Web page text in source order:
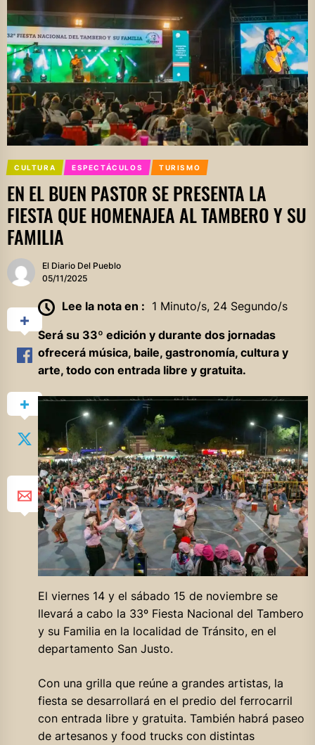
CULTURA ESPECTÁCULOS TURISMO
EN EL BUEN PASTOR SE PRESENTA LA
FIESTA QUE HOMENAJEA AL TAMBERO Y SU
FAMILIA
El Diario Del Pueblo
05/11/2025
Lee la nota en : 1 Minuto/s, 24 Segundo/s
Será su 33º edición y durante dos jornadas
ofrecerá música, baile, gastronomía, cultura y
arte, todo con entrada libre y gratuita.
El viernes 14 y el sábado 15 de noviembre se
llevará a cabo la 33º Fiesta Nacional del Tambero
y su Familia en la localidad de Tránsito, en el
departamento San Justo.
Con una grilla que reúne a grandes artistas, la
fiesta se desarrollará en el predio del ferrocarril
con entrada libre y gratuita. También habrá paseo
de artesanos y food trucks con distintas